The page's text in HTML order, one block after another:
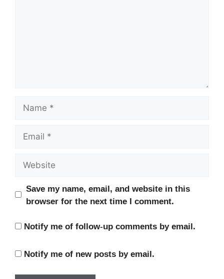
Name
Email
Website
Save my name, email, and website in this
browser for the next time I comment.
Notify me of follow-up comments by email.
Notify me of new posts by email.